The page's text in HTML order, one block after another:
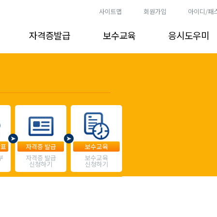
사이트맵 회원가입 아이디/패
자격증발급 보수교육 응시도우미
자격증 발급
자격증 발급
신청하기
보수교육
보수교육
신청하기